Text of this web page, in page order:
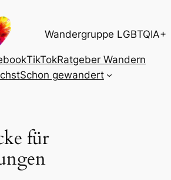
Wandergruppe LGBTQIA+
TikTokRatgeber Wandern
Schon gewandert
für